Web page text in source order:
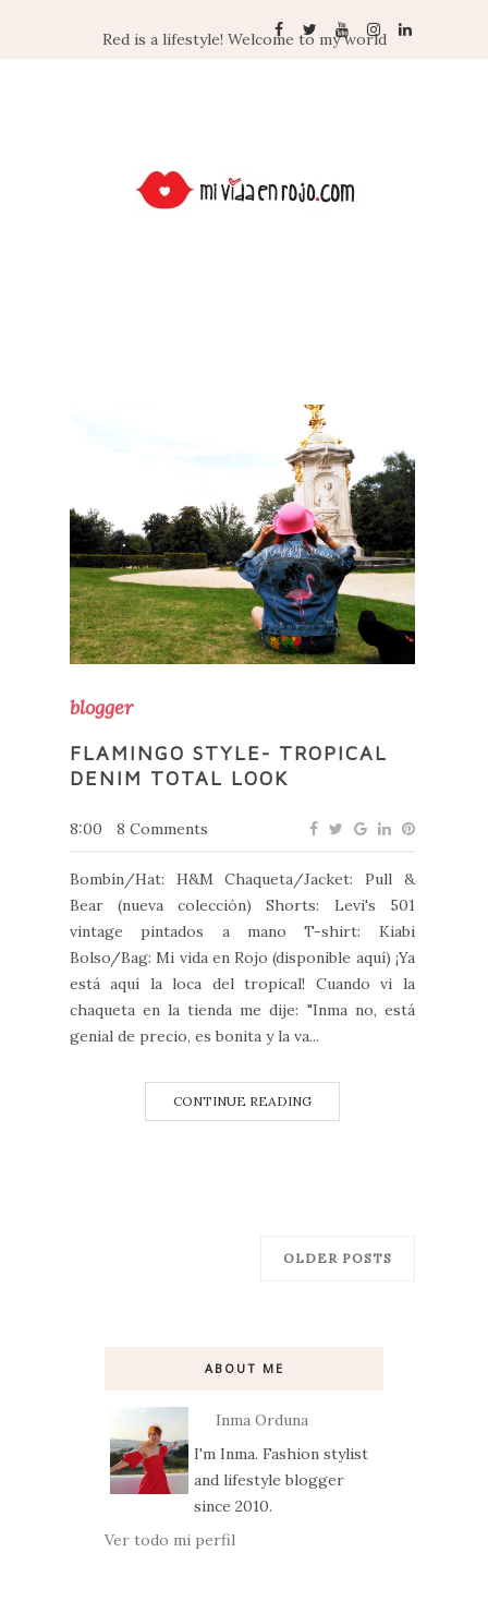
Red is a lifestyle! Welcome to my world
blogger
FLAMINGO STYLE- TROPICAL
DENIM TOTAL LOOK
8:00 8 Comments
Bombín/Hat: H&M Chaqueta/Jacket: Pull &
Bear (nueva colección) Shorts: Levi's 501
vintage pintados a mano T-shirt: Kiabi
Bolso/Bag: Mi vida en Rojo (disponible aquí) ¡Ya
está aquí la loca del tropical! Cuando vi la
chaqueta en la tienda me dije: "Inma no, está
genial de precio, es bonita y la va...
CONTINUE READING
OLDER POSTS
ABOUT ME
Inma Orduna
I'm Inma. Fashion stylist
and lifestyle blogger
since 2010.
Ver todo mi perfil